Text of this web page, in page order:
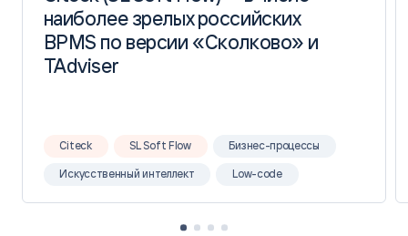
наиболее зрелых российских
BPMS по версии «Сколково» и
TAdviser
наиболее зрелых российских
BPMS по версии «Сколково» и
TAdviser
Citeck SL Soft Flow Бизнес-процессы
Искусственный интеллект Low-code